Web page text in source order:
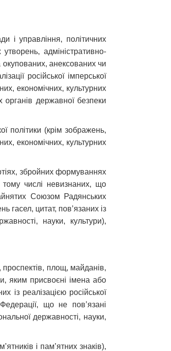
і управління, політичних
адміністративно-
окупованих, анексованих чи
російської імперської
економічних, культурних
органів державної безпеки
політики (крім зображень,
економічних, культурних
збройних формуваннях
тому числі невизнаних, що
Союзом Радянських
гасел, цитат, пов’язаних із
науки, культури),
проспектів, площ, майданів,
яким присвоєні імена або
із реалізацією російської
що не пов’язані
державності, науки,
і пам’ятних знаків),